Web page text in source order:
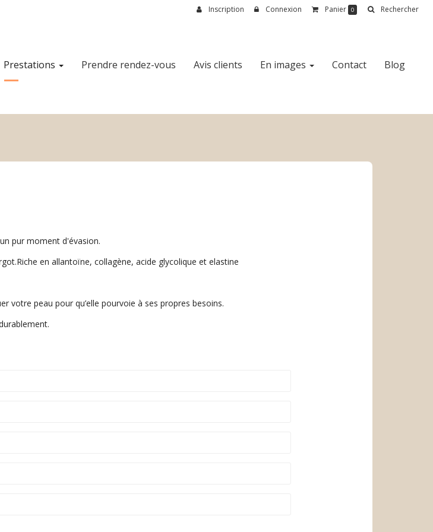
Prestations Prendre rendez-vous Avis clients En images Contact Blog
pur moment d'évasion.
en allantoïne, collagène, acide glycolique et elastine
votre peau pour qu’elle pourvoie à ses propres besoins.
Inscription Connexion Panier 0 Rechercher